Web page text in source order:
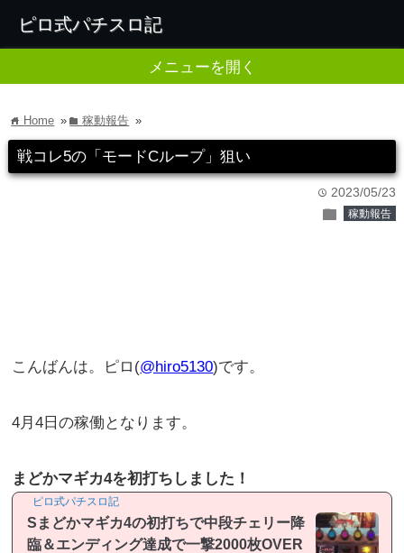
ピロ式パチスロ記
メニューを開く
home Home » folder稼動報告 »
戦コレ5の「モードCループ」狙い
time 2023/05/23
folder 稼動報告
こんばんは。ピロ(@hiro5130)です。
4月4日の稼働となります。
まどかマギカ4を初打ちしました！
ピロ式パチスロ記
Sまどかマギカ4の初打ちで中段チェリー降
臨＆エンディング達成で一撃2000枚OVER